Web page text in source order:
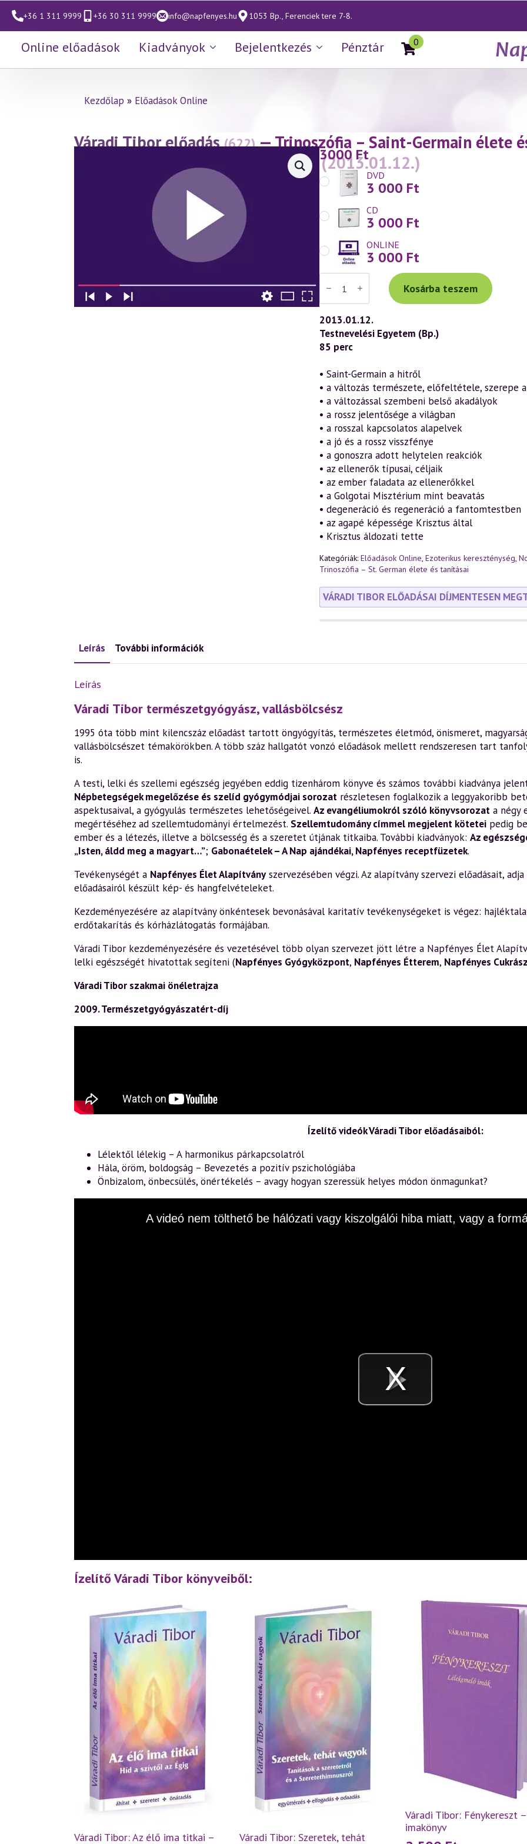
+36 1 311 9999 +36 30 311 9999 info@napfenyes.hu 1053 Bp., Ferenciek tere 7-8.
Online előadások Kiadványok Bejelentkezés Pénztár 0
Kezdőlap » Előadások Online
Váradi Tibor előadás (622) — Trinoszófia – Saint-Germain élete
szellemtudomány tükrében 3. rész (2013.01.12.)
3000 Ft
DVD
3 000 Ft
CD
3 000 Ft
ONLINE
3 000 Ft
Váradi
Tibor
előadás
(622)
—
Trinoszófia
–
Saint-
Germain
és
tanításai
a
szellemtudomány
3.
rész
(2013.01.12.)
mennyiség
Kosárba teszem
2013.01.12.
Testnevelési Egyetem (Bp.)
85 perc
• Saint-Germain a hitről
• a változás természete, előfeltétele, szerepe
• a változással szembeni belső akadályok
• a rossz jelentősége a világban
• a rosszal kapcsolatos alapelvek
• a jó és a rossz visszfénye
• a gonoszra adott helytelen reakciók
• az ellenerők típusai, céljaik
• az ember faladata az ellenerőkkel
• a Golgotai Misztérium mint beavatás
• degeneráció és regeneráció a fantomtestben
• az agapé képessége Krisztus által
• Krisztus áldozati tette
Kategóriák: Előadások Online, Ezoterikus kereszténység,
Trinoszófia – St. German élete és tanításai
VÁRADI TIBOR ELŐADÁSAI DÍJMENTESEN
Leírás További információk
Leírás
Váradi Tibor természetgyógyász, vallásbölcsész
1995 óta több mint kilencszáz előadást tartott öngyógyítás, természetes életmód, önismeret,
vallásbölcsészet témakörökben. A több száz hallgatót vonzó előadások mellett rendszeresen tart
is.
A testi, lelki és szellemi egészség jegyében eddig tizenhárom könyve és számos további kiadványa
Népbetegségek megelőzése és szelíd gyógymódjai sorozat részletesen foglalkozik a leggyakoribb
aspektusaival, a gyógyulás természetes lehetőségeivel. Az evangéliumokról szóló könyvsorozat a négy
megértéséhez ad szellemtudományi értelmezést. Szellemtudomány címmel megjelent kötetei pedig
ember és a létezés, illetve a bölcsesség és a szeretet útjának titkaiba. További kiadványok: Az
„Isten, áldd meg a magyart…”; Gabonaételek – A Nap ajándékai,Napfényes receptfüzetek.
Tevékenységét a Napfényes Élet Alapítványszervezésében végzi. Az alapítvány szervezi előadásait,
előadásairól készült kép- és hangfelvételeket.
Kezdeményezésére az alapítvány önkéntesek bevonásával karitatív tevékenységeket is végez:
erdőtakarítás és kórházlátogatás formájában.
Váradi Tibor kezdeményezésére és vezetésével több olyan szervezet jött létre a Napfényes Élet
lelki egészségét hivatottak segíteni (Napfényes Gyógyközpont, Napfényes Étterem, Napfényes
Váradi Tibor szakmai önéletrajza
2009. Természetgyógyászatért-díj
Ízelítő videók Váradi Tibor előadásaiból:
Lélektől lélekig – A harmonikus párkapcsolatról
Hála, öröm, boldogság – Bevezetés a pozitív pszichológiába
Önbizalom, önbecsülés, önértékelés – avagy hogyan szeressük helyes módon önmagunkat?
Videó
A videó nem tölthető be hálózati vagy kiszolgálói hiba miatt, vagy a
Ízelítő Váradi Tibor könyveiből:
Váradi Tibor: Az élő ima titkai –
Váradi Tibor: Szeretek, tehát
Váradi Tibor: Fénykereszt –
imakönyv